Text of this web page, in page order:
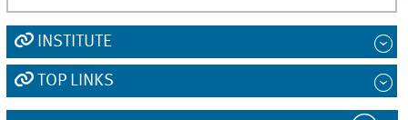
INSTITUTE
TOP LINKS